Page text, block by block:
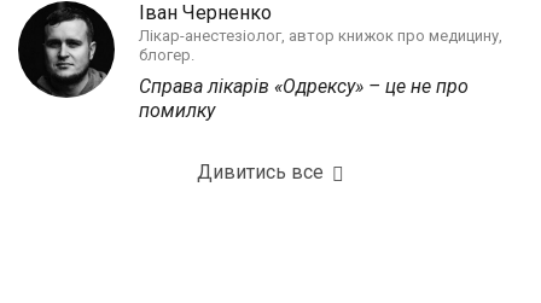
Іван Черненко
Лікар-анестезіолог, автор книжок про медицину,
блогер.
Справа лікарів «Одрексу» – це не про
помилку
Дивитись все